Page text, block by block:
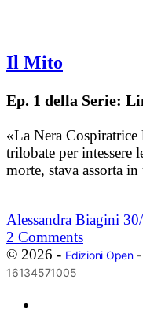
Il Mito
Ep. 1 della Serie:
«La Nera
trilobate per intessere
morte, stava assorta
Alessandra Biagini
2 Comments
© 2026 - Edizioni Open-
16134571005